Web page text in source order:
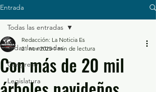
Entrada
Todas las entradas
Congreso
Legislatura
Todas las entradas
Con más de 20 mil
Redacción: La Noticia Es
21 nov 2025 1 min de lectura